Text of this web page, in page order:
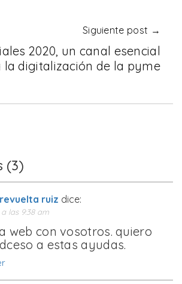
Siguiente post →
2020, un canal esencial
la digitalización de la pyme
(3)
ruiz dice:
las 9:38 am
web con vosotros. quiero
a estas ayudas.